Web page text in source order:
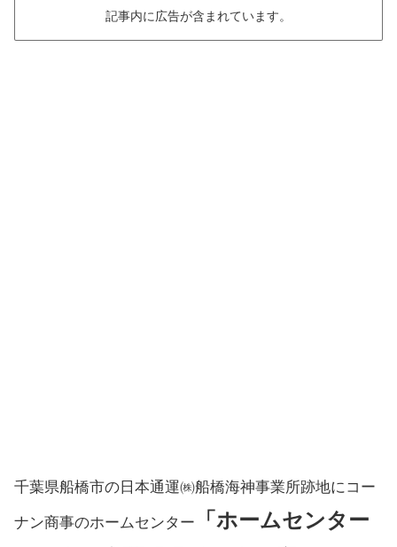
記事内に広告が含まれています。
千葉県船橋市の日本通運㈱船橋海神事業所跡地にコー
ナン商事のホームセンター
「ホームセンター